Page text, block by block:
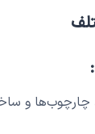
چارچوب‌ها و